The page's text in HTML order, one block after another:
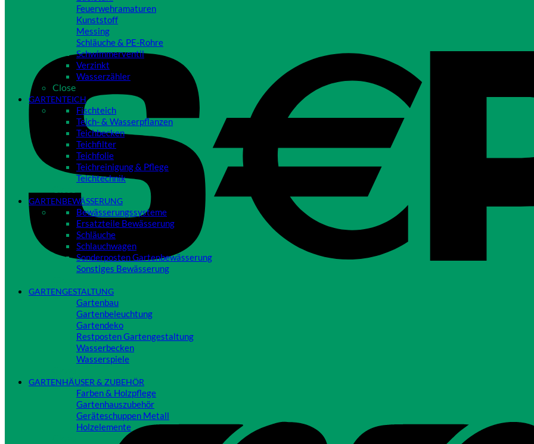
Feuerwehramaturen
Kunststoff
Messing
Schläuche & PE-Rohre
Schwimmerventil
Verzinkt
Wasserzähler
Close
GARTENTEICH
Fischteich
Teich- & Wasserpflanzen
Teichbecken
Teichfilter
Teichfolie
Teichreinigung & Pflege
Teichtechnik
GARTENBEWÄSSERUNG
Bewässerungssysteme
Ersatzteile Bewässerung
Schläuche
Schlauchwagen
Sonderposten Gartenbewässerung
Sonstiges Bewässerung
GARTENGESTALTUNG
Gartenbau
Gartenbeleuchtung
Gartendeko
Restposten Gartengestaltung
Wasserbecken
Wasserspiele
GARTENHÄUSER & ZUBEHÖR
Farben & Holzpflege
Gartenhauszubehör
Geräteschuppen Metall
Holzelemente